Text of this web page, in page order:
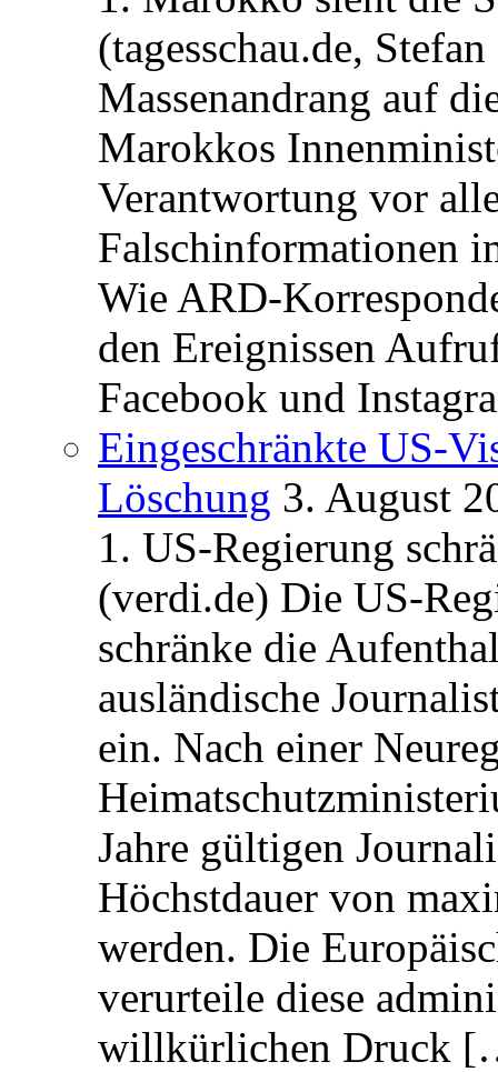
(tagesschau.de,
Massenandrang auf
Marokkos
Verantwortung vor
Falschinformationen
Wie ARD-
den Ereignissen
Facebook und
Eingeschränkte US-
Löschung 3. August
1. US-Regierung
(verdi.de) Die US-
schränke die
ausländische
ein. Nach einer
Jahre gültigen
Höchstdauer von
werden. Die
verurteile diese
willkürlichen Druck